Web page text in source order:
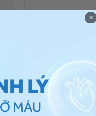
Tôi đã đọc và đồng ý
DLCN của tôi theo
Gửi
×